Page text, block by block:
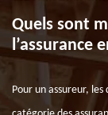
Quels sont
l’assurance
Pour un assureur,